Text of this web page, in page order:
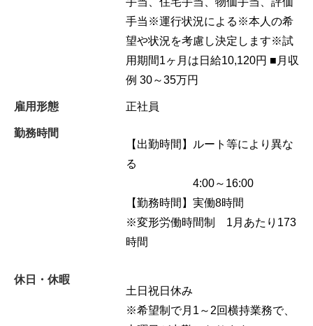
手当※運行状況による※本人の希
望や状況を考慮し決定します※試
用期間1ヶ月は日給10,120円 ■月収
例 30～35万円
雇用形態 正社員
勤務時間
【出勤時間】ルート等により異な
る
4:00～16:00
【勤務時間】実働8時間
※変形労働時間制 1月あたり173
時間
休日・休暇
土日祝日休み
※希望制で月1～2回横持業務で、